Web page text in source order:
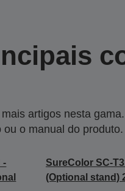
artigos nesta
ou o manual do produto.
-
SureColor SC-
(Optional stand)